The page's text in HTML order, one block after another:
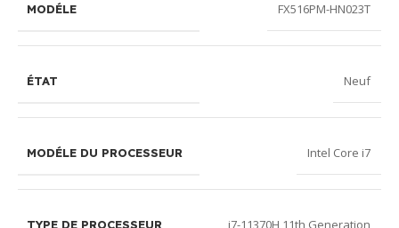
MODÉLE FX516PM-HN023T
ÉTAT Neuf
MODÉLE DU PROCESSEUR Intel Core i7
TYPE DE PROCESSEUR